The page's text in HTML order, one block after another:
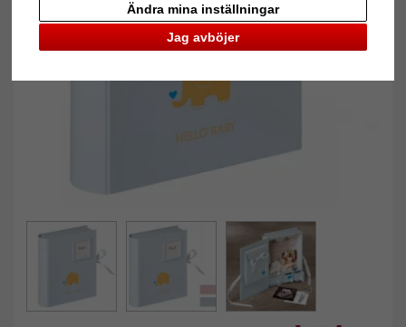
Jag avböjer
Ändra mina inställningar